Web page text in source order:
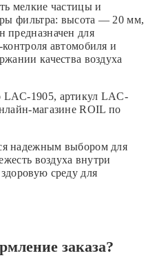
мелкие частицы и
фильтра: высота — 20 мм,
для
автомобиля и
качества воздуха
1905, артикул LAC-
магазине ROIL по
надежным выбором для
воздуха внутри
среду для
заказа?